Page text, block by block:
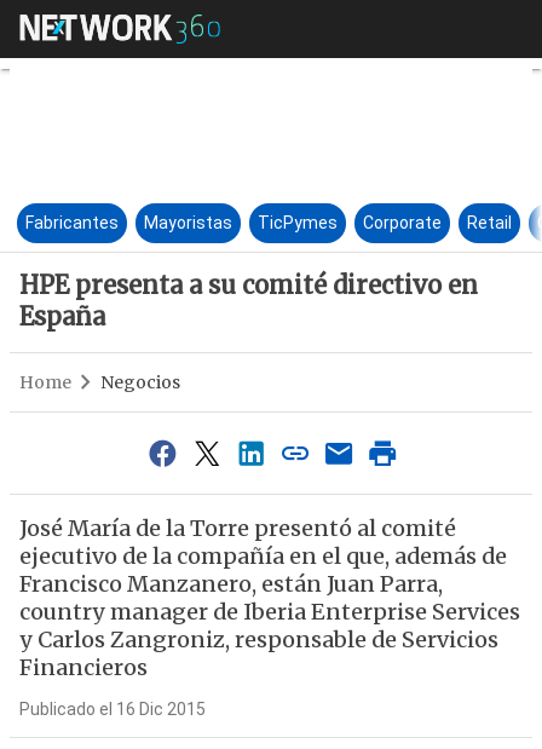
HPE presenta a su comité
Fabricantes Mayoristas TicPymes Corporate Retail
HPE presenta a su comité directivo en
España
Home Negocios
José María de la Torre presentó al comité
ejecutivo de la compañía en el que, además de
Francisco Manzanero, están Juan Parra,
country manager de Iberia Enterprise Services
y Carlos Zangroniz, responsable de Servicios
Financieros
Publicado el 16 Dic 2015